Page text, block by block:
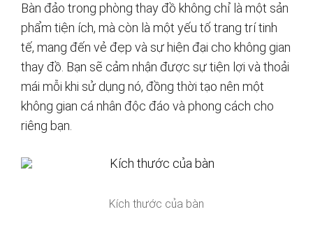
Bàn đảo trong phòng thay đồ không chỉ là một sản
phẩm tiện ích, mà còn là một yếu tố trang trí tinh
tế, mang đến vẻ đẹp và sự hiện đại cho không gian
thay đồ. Bạn sẽ cảm nhận được sự tiện lợi và thoải
mái mỗi khi sử dụng nó, đồng thời tạo nên một
không gian cá nhân độc đáo và phong cách cho
riêng bạn.
Kích thước của bàn